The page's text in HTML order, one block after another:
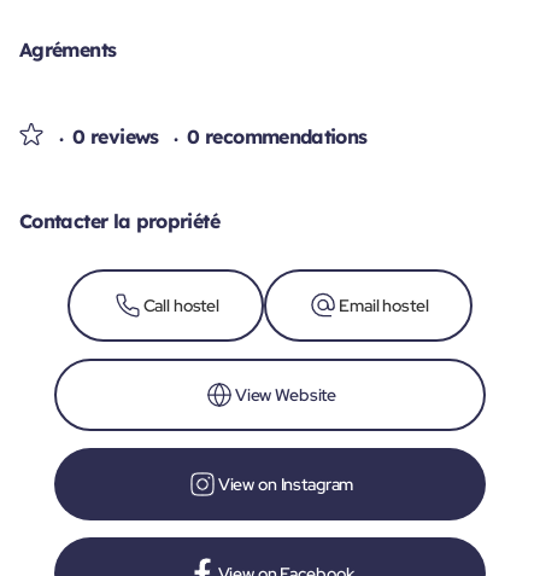
Agréments
0 reviews 0 recommendations
Contacter la propriété
Call hostel Email hostel
View Website
View on Instagram